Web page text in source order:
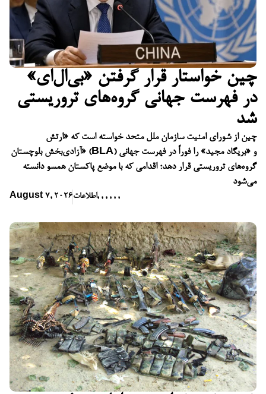
چین خواستار قرار گرفتن «بی‌ال‌ای»
در فهرست جهانی گروه‌های تروریستی
شد
چین از شورای امنیت سازمان ملل متحد خواسته است که «ارتش
آزادی‌بخش بلوچستان» (BLA) و «بریگاد مجید» را فوراً در فهرست جهانی
گروه‌های تروریستی قرار دهد؛ اقدامی که با موضع پاکستان همسو دانسته
می‌شود
August 7, 2026اطلاعات, , , , , ,